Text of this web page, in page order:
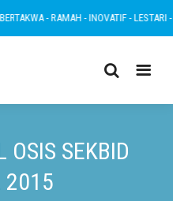
- RAMAH - INOVATIF - LESTARI -
OSIS SEKBID
2015